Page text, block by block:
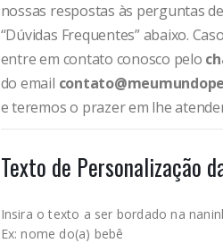
nossas respostas às perguntas
“Dúvidas Frequentes” abaixo.
entre em contato conosco pelo
do email
e teremos o prazer em lhe
Texto de Personalização
Insira o texto a ser bordado na
Ex: nome do(a) bebê